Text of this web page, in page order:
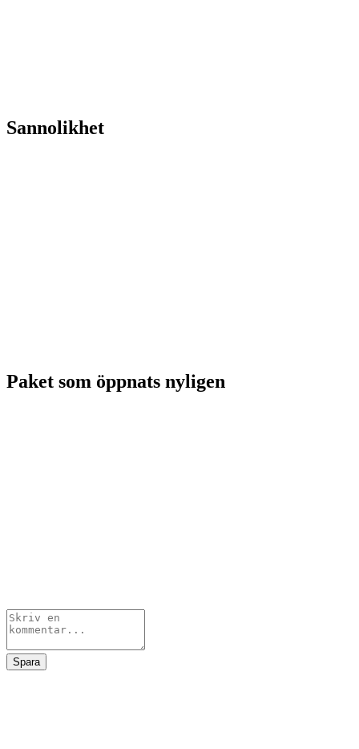
Sannolikhet
Paket som öppnats nyligen
Spara